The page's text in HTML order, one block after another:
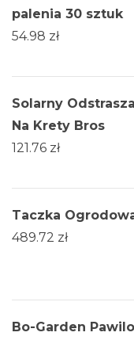
palenia 30 sztuk
54.98 zł
Solarny
Na Krety Bros
121.76 zł
Taczka
489.72 zł
Bo-Garden